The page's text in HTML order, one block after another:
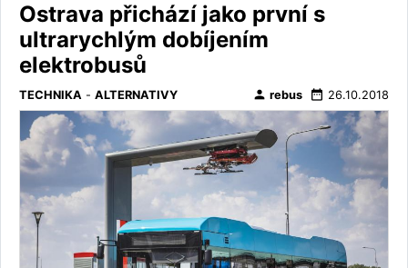
Ostrava přichází jako první s
ultrarychlým dobíjením
elektrobusů
TECHNIKA - ALTERNATIVY person rebus date_range 26.10.2018